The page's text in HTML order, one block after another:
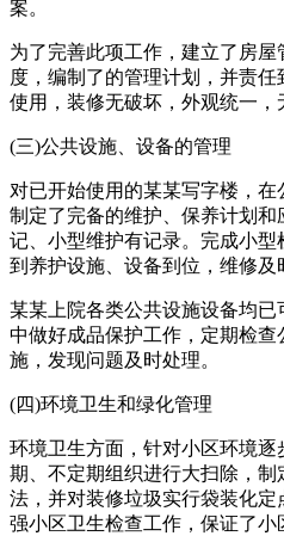
案。
为了完善此项工作，建立了房屋
度，编制了的管理计划，并责
使用，装修无破坏，外观统一，
(三)公共设施、设备的管理
对已开始使用的某某写字楼，在
制定了完备的维护、保养计划
记、小型维护有记录。完成小
到养护设施、设备到位，维修及
某某上院各类公共设施设备均
中做好成品保护工作，定期检
施，发现问题及时处理。
(四)环境卫生和绿化管理
环境卫生方面，针对小区环境
期、不定期组织进行大扫除，
法，并对装修垃圾实行袋装化
强小区卫生检查工作，保证了小